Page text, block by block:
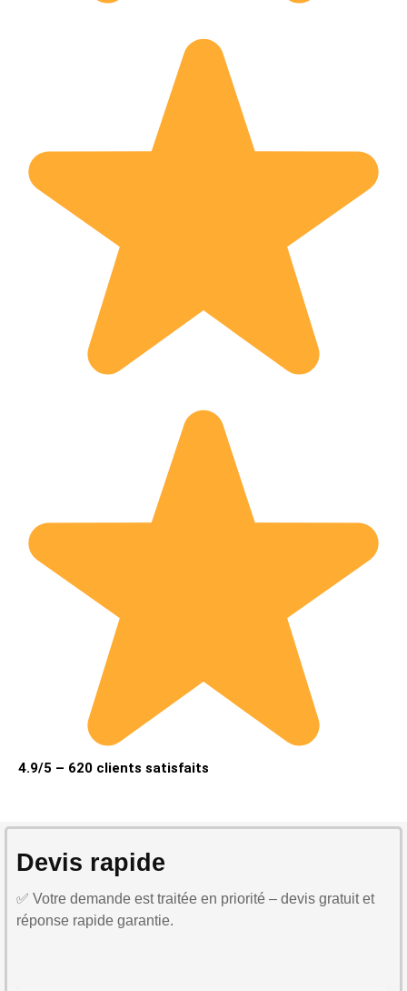
4.9/5 – 620 clients satisfaits
Devis rapide
✅ Votre demande est traitée en priorité – devis gratuit et
réponse rapide garantie.